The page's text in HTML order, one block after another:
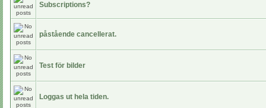
Subscriptions?
påstående cancellerat.
Test för bilder
Loggas ut hela tiden.